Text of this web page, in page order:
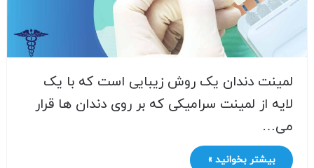
لمینت دندان یک روش زیبایی است که با یک
لایه از لمینت سرامیکی که بر روی دندان ها قرار
می…
بیشتر بخوانید »